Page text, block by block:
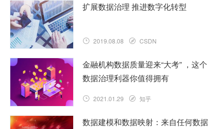
扩展数据治理 推进数字化转型
2019.08.08 CSDN
金融机构数据质量迎来“大考” ，这个
数据治理利器你值得拥有
2021.01.29 知乎
数据建模和数据映射：来自任何数据